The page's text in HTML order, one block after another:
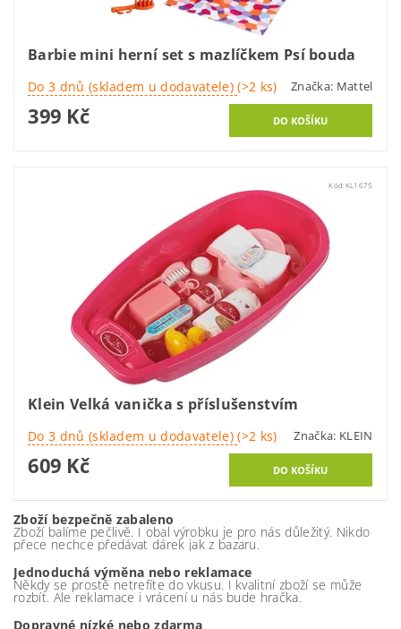
Barbie mini herní set s mazlíčkem Psí bouda
Do 3 dnů (skladem u dodavatele)(>2 ks) Značka: Mattel
399 Kč
Kód: KL1675
Klein Velká vanička s příslušenstvím
Do 3 dnů (skladem u dodavatele)(>2 ks) Značka: KLEIN
609 Kč
Zboží bezpečně zabaleno
Zboží balíme pečlivě. I obal výrobku je pro nás důležitý. Nikdo
přece nechce předávat dárek jak z bazaru.
Jednoduchá výměna nebo reklamace
Někdy se prostě netrefíte do vkusu. I kvalitní zboží se může
rozbít. Ale reklamace i vrácení u nás bude hračka.
Dopravné nízké nebo zdarma